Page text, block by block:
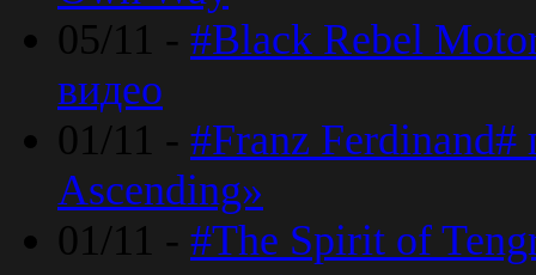
05/11 - #Black Rebel
видео
01/11 - #Franz Ferdinand#
Ascending»
01/11 - #The Spirit of